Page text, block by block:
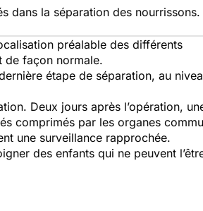
dans la séparation des nourrissons.
préalable des différents
de façon normale.
étape de séparation, au
Deux jours après l’opération,
comprimés par les organes
une surveillance rapprochée.
des enfants qui ne peuvent